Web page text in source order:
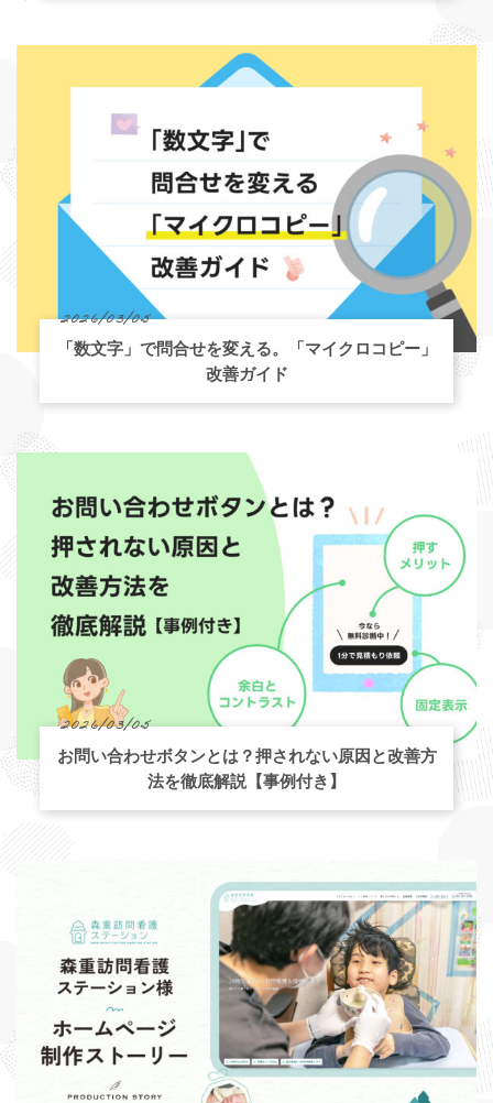
2026/03/05
「数文字」で問合せを変える。「マイクロコピー」
改善ガイド
2026/03/05
お問い合わせボタンとは？押されない原因と改善方
法を徹底解説【事例付き】